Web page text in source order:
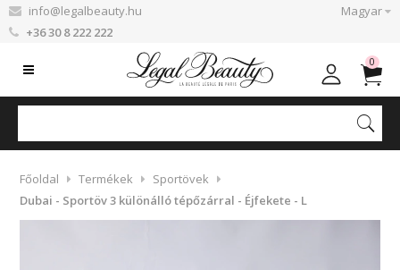
info@legalbeauty.hu
+36 30 8 222 222
Magyar
0
Főoldal Termékek
Sportövek
Dubai - Sportöv 3 különálló tépőzárral - Éjfekete - L